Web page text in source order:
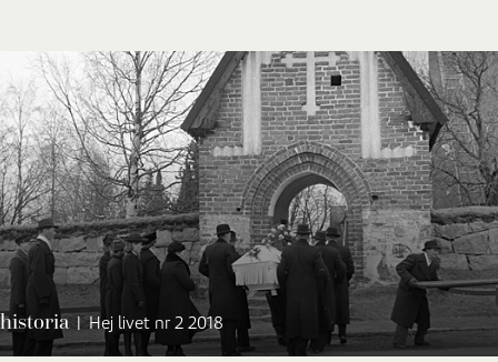
historia | Hej livet nr 2 2018